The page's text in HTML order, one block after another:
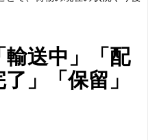
輸送中」「配
」「保留」